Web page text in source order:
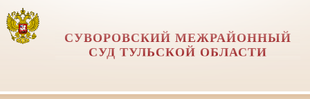
СУВОРОВСКИЙ МЕЖРАЙОННЫЙ
СУД ТУЛЬСКОЙ ОБЛАСТИ